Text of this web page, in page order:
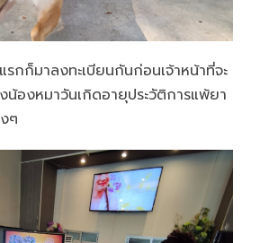
รกก็มาลงทะเบียนกันก่อนเจ้าหน้าที่จะ
น้องหมาวันเกิดอายุประวัติการแพ้ยา
ๆ